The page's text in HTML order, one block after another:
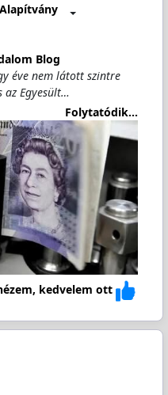
Blog
éve nem látott szintre
az Egyesült…
Folytatódik...
kedvelem ott